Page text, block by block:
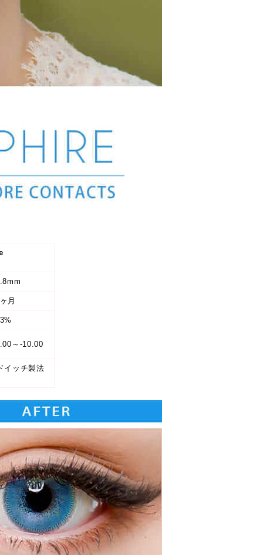
月
～-10.00
イッチ製法